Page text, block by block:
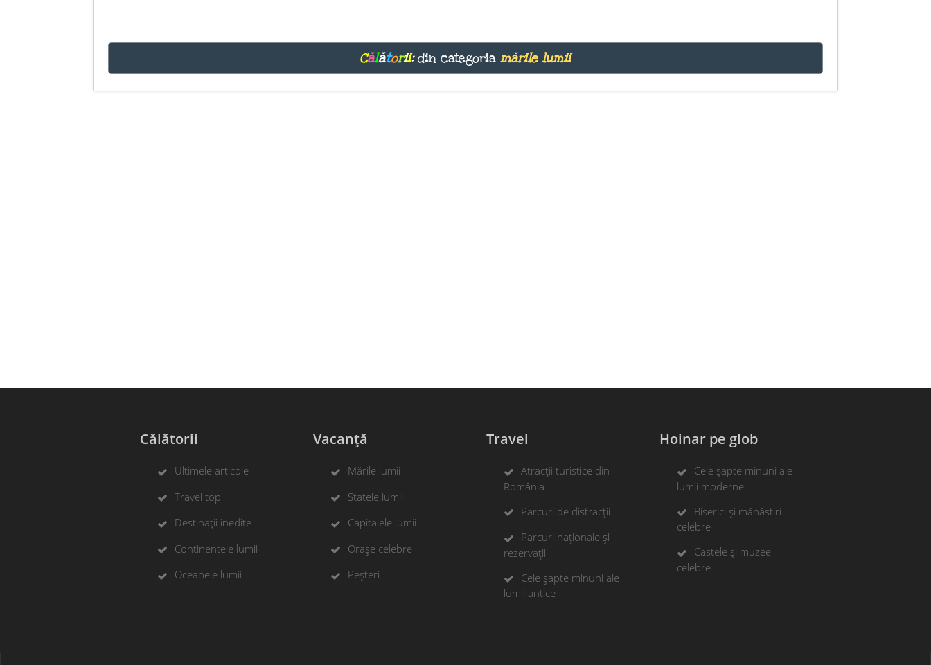
Călătorii:din categoriamările lumii
Călătorii
Ultimele articole
Travel top
Destinații inedite
Continentele lumii
Oceanele lumii
Vacanță
Mările lumii
Statele lumii
Capitalele lumii
Orașe celebre
Peșteri
Travel
Atracții turistice din
România
Parcuri de distracții
Parcuri naționale și
rezervații
Cele șapte minuni ale
lumii antice
Hoinar pe glob
Cele șapte minuni ale
lumii moderne
Biserici și mănăstiri
celebre
Castele și muzee
celebre